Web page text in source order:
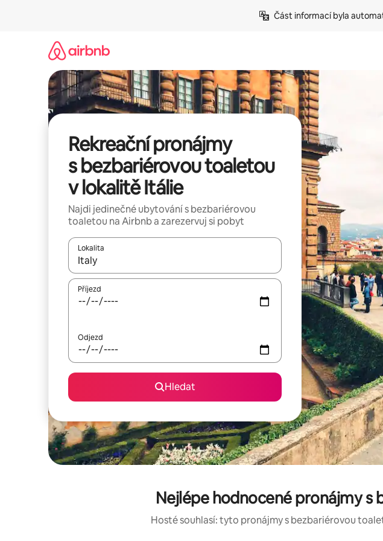
Část informací byla
Rekreační pronájmy
s bezbariérovou toaletou
v lokalitě Itálie
Najdi jedinečné ubytování s bezbariérovou
toaletou na Airbnb a zarezervuj si pobyt
Lokalita
Až budou výsledky k dispozici, můžeš si je procházet pomocí šipek nahoru a
Příjezd
Odjezd
Hledat
Nejlépe hodnocené pronájmy s
Hosté souhlasí: tyto pronájmy s bezbariérovou